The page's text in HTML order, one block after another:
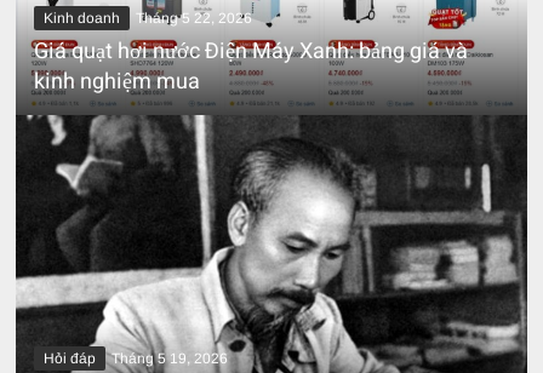
Kinh doanh Tháng 5 22, 2026
Giá quạt hơi nước Điện Máy Xanh: bảng giá và
kinh nghiệm mua
Hỏi đáp Tháng 5 19, 2026